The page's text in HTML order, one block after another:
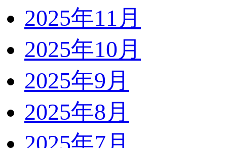
2025年11月
2025年10月
2025年9月
2025年8月